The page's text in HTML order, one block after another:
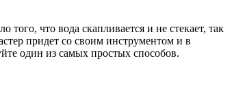
того, что вода скапливается и не стекает, так
придет со своим инструментом и в
один из самых простых способов.